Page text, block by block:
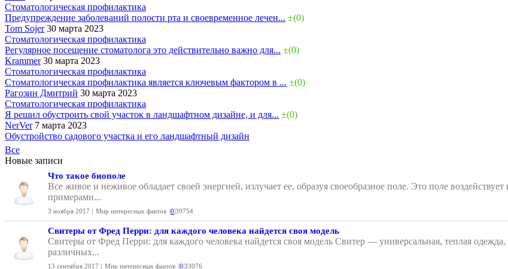
Стоматологическая профилактика
Предупреждение заболеваний полости рта и своевременное лечен... ±(0)
Tom Sojer30 марта 2023
Стоматологическая профилактика
Регулярное посещение стоматолога это действительно важно для... ±(0)
Krammer30 марта 2023
Стоматологическая профилактика
Стоматологическая профилактика является ключевым фактором в ... ±(0)
Рагозин Дмитрий 30 марта 2023
Стоматологическая профилактика
Я решил обустроить свой участок в ландшафтном дизайне, и для... ±(0)
NerVer7 марта 2023
Обустройство садового участка и его ландшафтный дизайн
Все
Новые записи
Что такое биополе
Все живое и неживое обладает своей энергией, излучает ее, образуя своеобразное поле. Это поле
примерами...
3 ноября 2017 | Мир интересных фактов 0 39754
Свитеры от Фред Перри: для каждого человека найдется своя модель
Свитеры от Фред Перри: для каждого человека найдется своя модель Свитер — универсальная, теплая
различных...
13 сентября 2017 | Мир интересных фактов 0 33076